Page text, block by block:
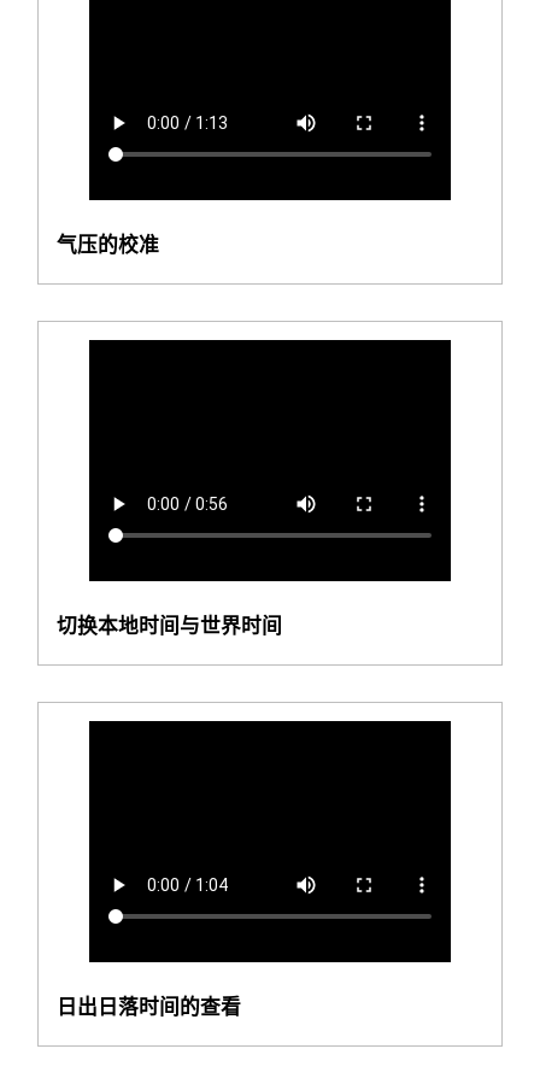
气压的校准
切换本地时间与世界时间
日出日落时间的查看